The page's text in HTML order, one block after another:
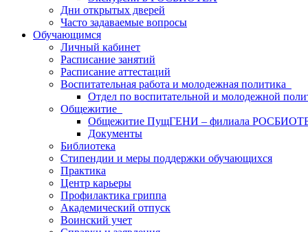
Дни открытых дверей
Часто задаваемые вопросы
Обучающимся
Личный кабинет
Расписание занятий
Расписание аттестаций
Воспитательная работа и молодежная политика
Отдел по воспитательной и молодежной
Общежитие
Общежитие ПущГЕНИ – филиала
Документы
Библиотека
Стипендии и меры поддержки обучающихся
Практика
Центр карьеры
Профилактика гриппа
Академический отпуск
Воинский учет